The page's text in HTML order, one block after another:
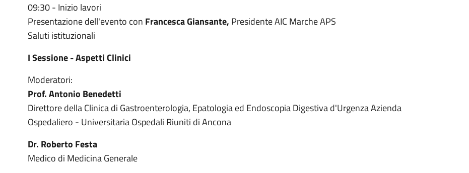
09:30 - Inizio lavori
Presentazione dell'evento con Francesca Giansante, Presidente AIC Marche APS
Saluti istituzionali
I Sessione - Aspetti Clinici
Moderatori:
Prof. Antonio Benedetti
Direttore della Clinica di Gastroenterologia, Epatologia ed Endoscopia Digestiva d'Urgenza Azienda
Ospedaliero - Universitaria Ospedali Riuniti di Ancona
Dr. Roberto Festa
Medico di Medicina Generale